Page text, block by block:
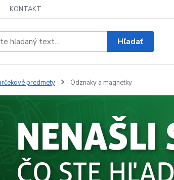
KONTAKT
Hľadať
predmety Odznaky a magnetky